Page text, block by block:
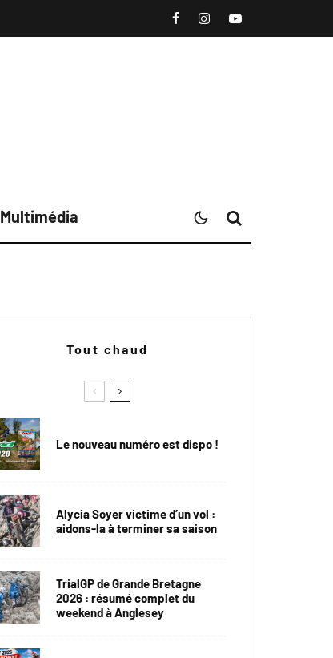
Multimédia
Tout chaud
Le nouveau numéro est dispo !
Alycia Soyer victime d’un vol :
aidons-la à terminer sa saison
TrialGP de Grande Bretagne
2026 : résumé complet du
weekend à Anglesey